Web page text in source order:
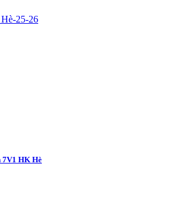
25-26
7V1 HK Hè